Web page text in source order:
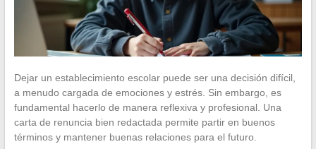
Dejar un establecimiento escolar puede ser una decisión difícil,
a menudo cargada de emociones y estrés. Sin embargo, es
fundamental hacerlo de manera reflexiva y profesional. Una
carta de renuncia bien redactada permite partir en buenos
términos y mantener buenas relaciones para el futuro.